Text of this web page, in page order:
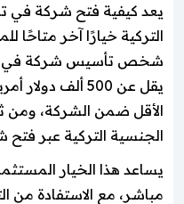
يعد كيفية فتح شركة في
التركية خيارًا آخر متاحًا
شخص تأسيس شركة في
الأقل ضمن الشركة، ومن
الجنسية التركية عبر فتح
يساعد هذا الخيار
مباشر، مع الاستفادة من